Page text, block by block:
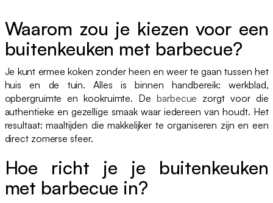
Waarom zou je kiezen voor een
buitenkeuken met barbecue?
Je kunt ermee koken zonder heen en weer te gaan tussen het
huis en de tuin. Alles is binnen handbereik: werkblad,
opbergruimte en kookruimte. Debarbecue zorgt voor die
authentieke en gezellige smaak waar iedereen van houdt. Het
resultaat: maaltijden die makkelijker te organiseren zijn en een
direct zomerse sfeer.
Hoe richt je je buitenkeuken
met barbecue in?